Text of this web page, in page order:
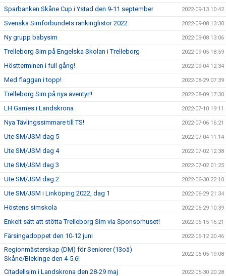
Sparbanken Skåne Cup i Ystad den 9-11 september 2022-09-13 10:42
Svenska Simförbundets rankinglistor 2022 2022-09-08 13:30
Ny grupp babysim 2022-09-08 13:06
Trelleborg Sim på Engelska Skolan i Trelleborg 2022-09-05 18:59
Höstterminen i full gång! 2022-09-04 12:34
Med flaggan i topp! 2022-08-29 07:39
Trelleborg Sim på nya äventyr!! 2022-08-09 17:30
LH Games i Landskrona 2022-07-10 19:11
Nya Tävlingssimmare till TS! 2022-07-06 16:21
Ute SM/JSM dag 5 2022-07-04 11:14
Ute SM/JSM dag 4 2022-07-02 12:38
Ute SM/JSM dag 3 2022-07-02 01:25
Ute SM/JSM dag 2 2022-06-30 22:10
Ute SM/JSM i Linköping 2022, dag 1 2022-06-29 21:34
Höstens simskola 2022-06-29 10:39
Enkelt sätt att stötta Trelleborg Sim via Sponsorhuset! 2022-06-15 16:21
Färsingadoppet den 10-12 juni 2022-06-12 20:46
Regionmästerskap (DM) för Seniorer (13oä)
Skåne/Blekinge den 4-5.6!
2022-06-05 19:08
Citadellsim i Landskrona den 28-29 maj 2022-05-30 20:28